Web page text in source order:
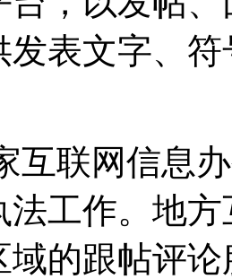
发表文字、
互联网信息
法工作。地
域的跟帖评